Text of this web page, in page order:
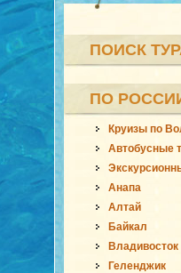
ПОИСК
ПО
Круизы по
Автобусные
Анапа
Алтай
Байкал
Владивосток
Геленджик